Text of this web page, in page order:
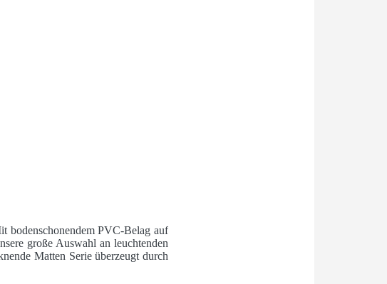
bodenschonendem PVC-Belag auf
große Auswahl an leuchtenden
Matten Serie überzeugt durch